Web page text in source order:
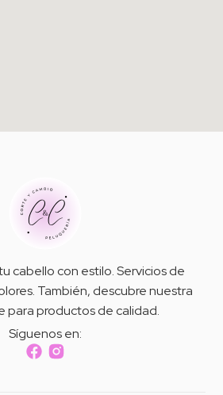
cabello con estilo. Servicios de
También, descubre nuestra
para productos de calidad.
Síguenos en:
Peluqueria